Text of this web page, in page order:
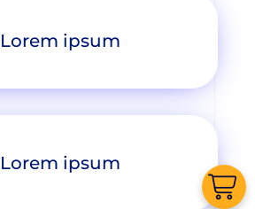
Lorem ipsum
Lorem ipsum